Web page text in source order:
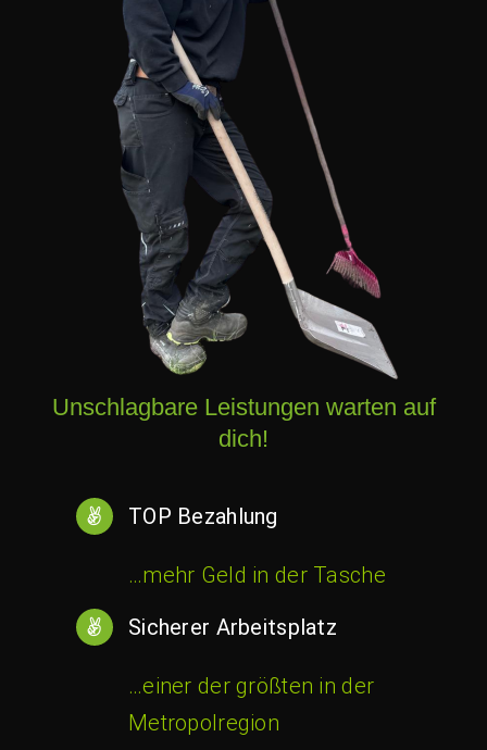
Unschlagbare Leistungen warten auf
dich!
TOP Bezahlung
…mehr Geld in der Tasche
Sicherer Arbeitsplatz
…einer der größten in der
Metropolregion